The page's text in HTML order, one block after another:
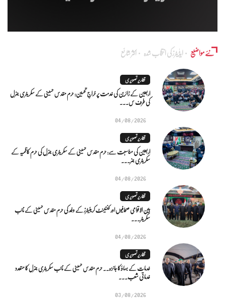
نئے مواضیع ایڈٰیٹرز کی انتخاب شدہ اکثر شائع
تقاریر تصویری
اربعین کے زائرین کی خدمت پر خراجِ تحسین: حرم مقدس حسینی کے سکریٹری جنرل
کی طرف س...
04/08/2026
تقاریر تصویری
اربعین کی مناسبت سے: حرم مقدس حسینی کے سکریٹری جنرل کی حرم کاظمیہ کے
سکریٹری جنر...
04/08/2026
تقاریر تصویری
بین الاقوامی صحافیوں اور کنٹینٹ کریئیٹرز کے وفد کی حرم مقدس حسینی کے نائب
سکریٹر...
04/08/2026
تقاریر تصویری
خدمات کے بہاؤ کا جائزہ.. حرم مقدس حسینی کے نائب سکریٹری جنرل کا متعدد
خدماتی شعب...
03/08/2026